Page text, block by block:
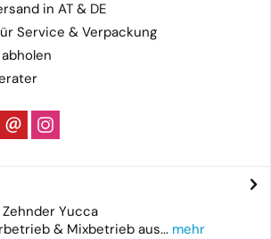
in AT & DE
Service & Verpackung
Yucca
& Mixbetrieb aus... mehr